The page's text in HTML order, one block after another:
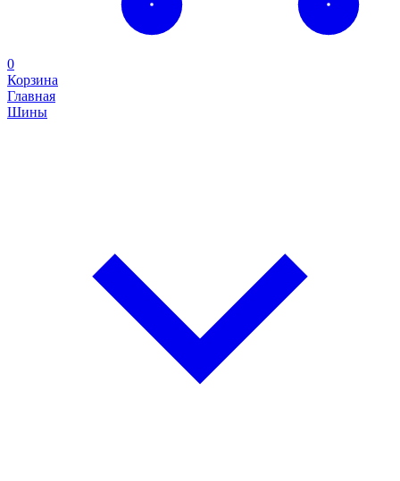
0
Корзина
Главная
Шины